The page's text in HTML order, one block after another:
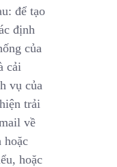
để tạo
định
của
cải
vụ của
trải
về
hoặc
hoặc